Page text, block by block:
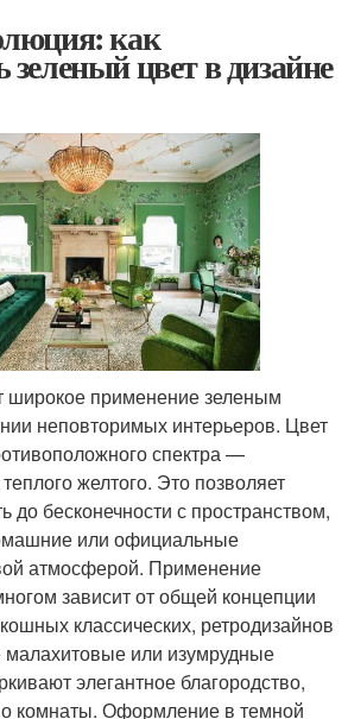
как
зеленый цвет в дизайне
широкое применение зеленым
неповторимых интерьеров. Цвет
спектра —
желтого. Это позволяет
до бесконечности с пространством,
или официальные
атмосферой. Применение
зависит от общей концепции
классических, ретродизайнов
малахитовые или изумрудные
элегантное благородство,
комнаты. Оформление в темной